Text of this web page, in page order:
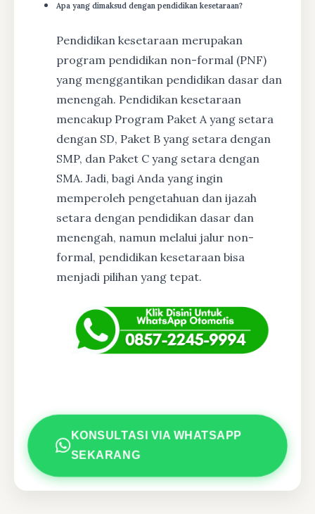
Apa yang dimaksud dengan pendidikan kesetaraan?
Pendidikan kesetaraan merupakan
program pendidikan non-formal (PNF)
yang menggantikan pendidikan dasar dan
menengah. Pendidikan kesetaraan
mencakup Program Paket A yang setara
dengan SD, Paket B yang setara dengan
SMP, dan Paket C yang setara dengan
SMA. Jadi, bagi Anda yang ingin
memperoleh pengetahuan dan ijazah
setara dengan pendidikan dasar dan
menengah, namun melalui jalur non-
formal, pendidikan kesetaraan bisa
menjadi pilihan yang tepat.
KONSULTASI VIA WHATSAPP
SEKARANG